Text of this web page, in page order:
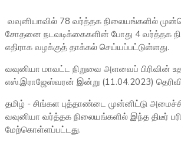
வவுனியாவில் 78 வர்த்தக நிலையங்களில்
சோதனை நடவடிக்கைகளின் போது 4 வர்த்தக
எதிராக வழக்குத் தாக்கல் செய்யப்பட்டுள்ளது.
வவுனியா மாவட்ட நிறுவை அளவைப் பிரிவின்
எஸ்.இராஜேஸ்வரன் இன்று (11.04.2023)
தமிழ் - சிங்கள புத்தாண்டை முன்னிட்டு
வவுனியா வர்த்தக நிலையங்களில் இந்த திடீர்
மேற்கொள்ளப்பட்டது.